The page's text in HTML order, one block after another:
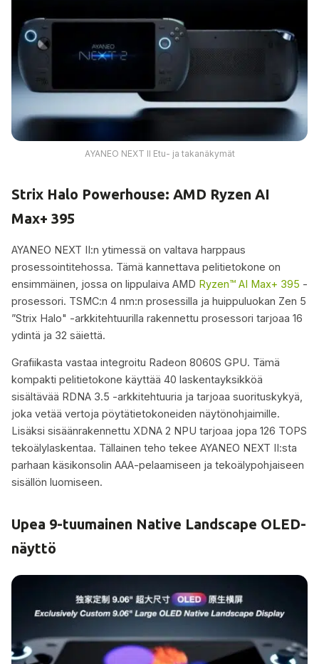
AYANEO NEXT II Etu- ja takanäkymät
Strix Halo Powerhouse: AMD Ryzen AI
Max+ 395
AYANEO NEXT II:n ytimessä on valtava harppaus
prosessointitehossa. Tämä kannettava pelitietokone on
ensimmäinen, jossa on lippulaiva AMD Ryzen™ AI Max+ 395 -
prosessori. TSMC:n 4 nm:n prosessilla ja huippuluokan Zen 5
”Strix Halo" -arkkitehtuurilla rakennettu prosessori tarjoaa 16
ydintä ja 32 säiettä.
Grafiikasta vastaa integroitu Radeon 8060S GPU. Tämä
kompakti pelitietokone käyttää 40 laskentayksikköä
sisältävää RDNA 3.5 -arkkitehtuuria ja tarjoaa suorituskykyä,
joka vetää vertoja pöytätietokoneiden näytönohjaimille.
Lisäksi sisäänrakennettu XDNA 2 NPU tarjoaa jopa 126 TOPS
tekoälylaskentaa. Tällainen teho tekee AYANEO NEXT II:sta
parhaan käsikonsolin AAA-pelaamiseen ja tekoälypohjaiseen
sisällön luomiseen.
Upea 9-tuumainen Native Landscape OLED-
näyttö